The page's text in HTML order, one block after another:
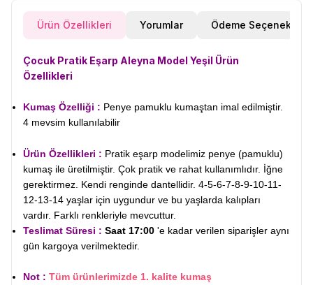
Ürün Özellikleri Yorumlar Ödeme Seçenekleri
Çocuk Pratik Eşarp Aleyna Model Yeşil Ürün
Özellikleri
Kumaş Özelliği : Penye pamuklu kumaştan imal edilmiştir.
4 mevsim kullanılabilir
Ürün Özellikleri : Pratik eşarp modelimiz penye (pamuklu)
kumaş ile üretilmiştir. Çok pratik ve rahat kullanımlıdır. İğne
gerektirmez. Kendi renginde dantellidir. 4-5-6-7-8-9-10-11-
12-13-14 yaşlar için uygundur ve bu yaşlarda kalıpları
vardır. Farklı renkleriyle mevcuttur.
Teslimat Süresi : Saat 17:00 'e kadar verilen siparişler aynı
gün kargoya verilmektedir.
Not : Tüm ürünlerimizde 1. kalite kumaş